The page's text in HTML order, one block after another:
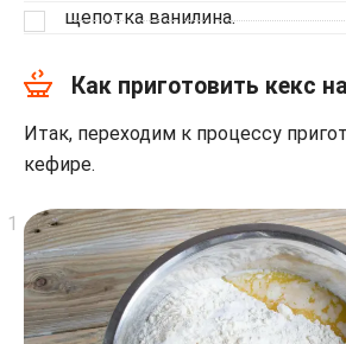
щепотка ванилина.
Как приготовить кекс
Итак, переходим к процессу
кефире.